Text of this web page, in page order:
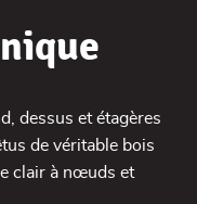
dessus et étagères
de véritable bois
clair à nœuds et